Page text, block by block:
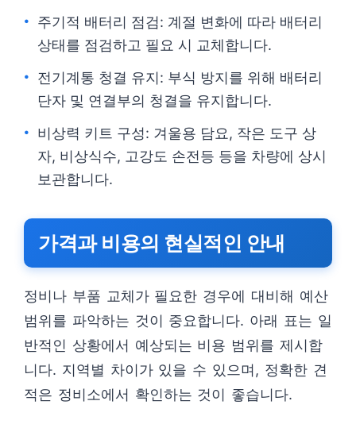
주기적 배터리 점검: 계절 변화에 따라 배터리
상태를 점검하고 필요 시 교체합니다.
전기계통 청결 유지: 부식 방지를 위해 배터리
단자 및 연결부의 청결을 유지합니다.
비상력 키트 구성: 겨울용 담요, 작은 도구 상
자, 비상식수, 고강도 손전등 등을 차량에 상시
보관합니다.
가격과 비용의 현실적인 안내
정비나 부품 교체가 필요한 경우에 대비해 예산
범위를 파악하는 것이 중요합니다. 아래 표는 일
반적인 상황에서 예상되는 비용 범위를 제시합
니다. 지역별 차이가 있을 수 있으며, 정확한 견
적은 정비소에서 확인하는 것이 좋습니다.